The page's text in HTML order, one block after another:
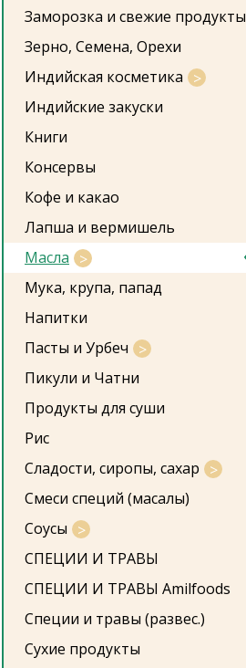
Заморозка и свежие продукты
Зерно, Семена, Орехи
Индийская косметика
Индийские закуски
Книги
Консервы
Кофе и какао
Лапша и вермишель
Масла
Мука, крупа, папад
Напитки
Пасты и Урбеч
Пикули и Чатни
Продукты для суши
Рис
Сладости, сиропы, сахар
Смеси специй (масалы)
Соусы
СПЕЦИИ И ТРАВЫ
СПЕЦИИ И ТРАВЫ Amilfoods
Специи и травы (развес.)
Сухие продукты